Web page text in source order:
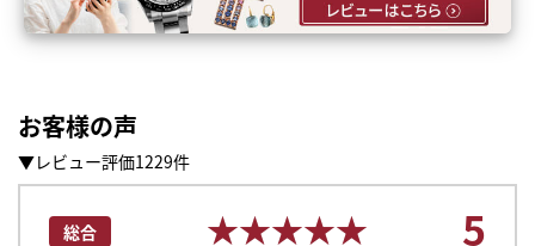
お客様の声
▼レビュー評価1229件
総合 ★★★★★
★★★★★ 5
まずは